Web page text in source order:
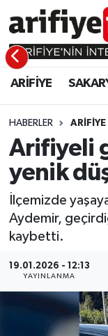
ARİFİYE
HABERLER ARİFİYE
Arifiyeli
yenik
İlçemizde
Aydemir,
kaybetti.
19.01.2026 - 12:13
YAYINLANMA
ARİFİYE
SAKARYA
GÜNDEM
EĞİTİM
ASAYİŞ
EKONOMİ
ARİFİYE
GÜNDEM
EĞİTİM
EKONOMİ
ASAYİŞ
Sakarya
Sakarya
Sakarya
Süper Lig
Tüm
Son Dakika
Haber Arşivi